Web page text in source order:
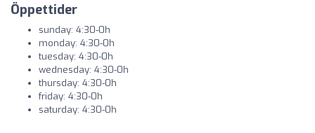
Öppettider
sunday: 4:30-0h
monday: 4:30-0h
tuesday: 4:30-0h
wednesday: 4:30-0h
thursday: 4:30-0h
friday: 4:30-0h
saturday: 4:30-0h